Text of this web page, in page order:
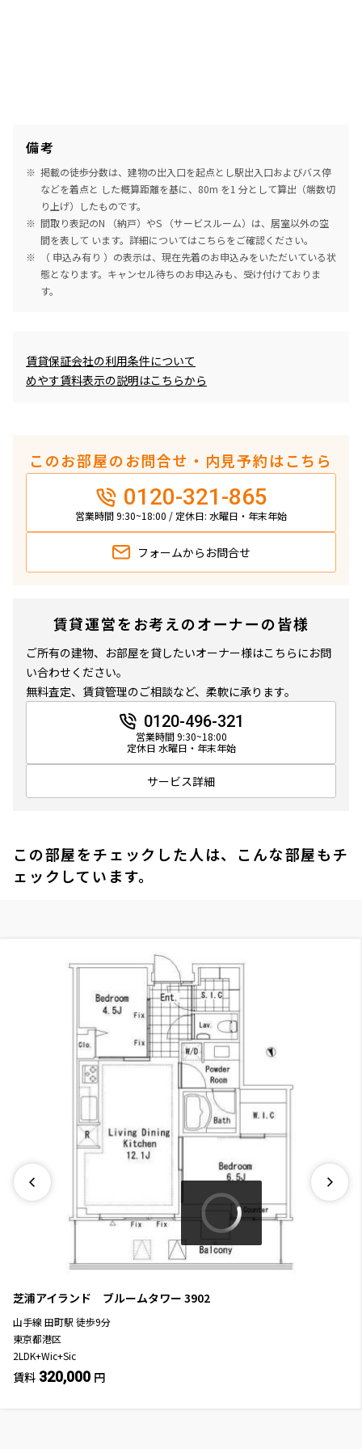
備考
掲載の徒歩分数は、建物の出入口を起点とし駅出入口およびバス停
などを着点と した概算距離を基に、80m を1 分として算出（端数切
り上げ）したものです。
間取り表記のN （納戸）やS （サービスルーム）は、居室以外の空
間を表して います。詳細についてはこちらをご確認ください。
（ 申込み有り ）の表示は、現在先着のお申込みをいただいている状
態となります。キャンセル待ちのお申込みも、受け付けておりま
す。
賃貸保証会社の利用条件について
めやす賃料表示の説明はこちらから
このお部屋のお問合せ・内見予約はこちら
0120-321-865
営業時間 9:30~18:00 / 定休日: 水曜日・年末年始
フォームから お問合せ
賃貸運営をお考えのオーナーの皆様
ご所有の建物、お部屋を貸したいオーナー様はこちらにお問
い合わせください。
無料査定、賃貸管理のご相談など、柔軟に承ります。
0120-496-321
営業時間 9:30~18:00
定休日 水曜日・年末年始
サービス詳細
この部屋をチェックした人は、こんな部屋もチ
ェックしています。
芝浦アイランド ブルームタワー 3902
山手線 田町駅 徒歩9分
東京都港区
2LDK+Wic+Sic
賃料 320,000 円